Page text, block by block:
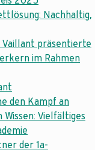
Nachhaltig,
präsentierte
im Rahmen
den Kampf an
Vielfältiges
der 1a-